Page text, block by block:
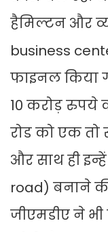
हैमिल्टन और
business
फाइनल किया
10 करोड़ रुपये
रोड को एक
और साथ ही
road) बनाने
जीएमडीए ने